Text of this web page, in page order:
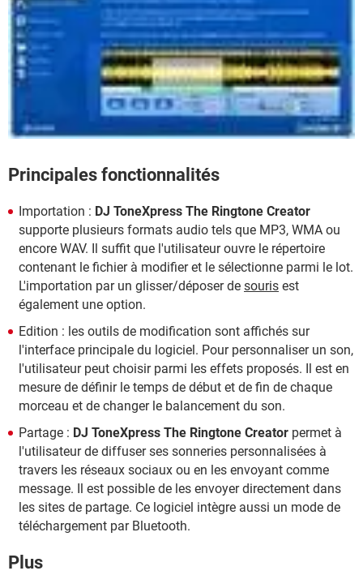
Principales fonctionnalités
Importation : DJ ToneXpress The Ringtone Creator
supporte plusieurs formats audio tels que MP3, WMA ou
encore WAV. Il suffit que l'utilisateur ouvre le répertoire
contenant le fichier à modifier et le sélectionne parmi le lot.
L'importation par un glisser/déposer de souris est
également une option.
Edition : les outils de modification sont affichés sur
l'interface principale du logiciel. Pour personnaliser un son,
l'utilisateur peut choisir parmi les effets proposés. Il est en
mesure de définir le temps de début et de fin de chaque
morceau et de changer le balancement du son.
Partage : DJ ToneXpress The Ringtone Creator permet à
l'utilisateur de diffuser ses sonneries personnalisées à
travers les réseaux sociaux ou en les envoyant comme
message. Il est possible de les envoyer directement dans
les sites de partage. Ce logiciel intègre aussi un mode de
téléchargement par Bluetooth.
Plus